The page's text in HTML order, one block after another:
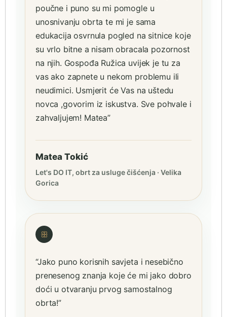
poučne i puno su mi pomogle u
unosnivanju obrta te mi je sama
edukacija osvrnula pogled na sitnice koje
su vrlo bitne a nisam obracala pozornost
na njih. Gospođa Ružica uvijek je tu za
vas ako zapnete u nekom problemu ili
neudimici. Usmjerit će Vas na uštedu
novca ,govorim iz iskustva. Sve pohvale i
zahvaljujem! Matea”
Matea Tokić
Let's DO IT, obrt za usluge čišćenja · Velika
Gorica
ꕥ
“Jako puno korisnih savjeta i nesebično
prenesenog znanja koje će mi jako dobro
doći u otvaranju prvog samostalnog
obrta!”